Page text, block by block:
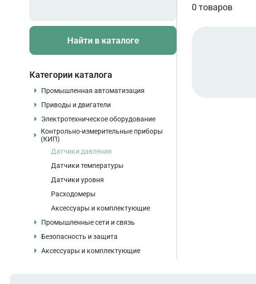
Найти в каталоге
Категории каталога
Промышленная автоматизация
Программируемые контроллеры
Контроллеры
Модули ввода/вывода, интерфейсные
модули
Панели оператора
Промышленные компьютеры
Программное обеспечение
Коммуникационные модули
Карты памяти
Блоки питания
Учебные стенды и training cases
Комплектующие и аксессуары
Приводы и двигатели
Частотные преобразователи
Устройства плавного пуска
Электродвигатели
Серводвигатели и сервоприводы
Комплектующие и аксессуары
Электротехническое оборудование
Автоматические выключатели
Контакторы и пускатели
Реле и устройства защиты
Источники питания
Шкафы и распределительные системы
Комплектующие и аксессуары
Контрольно-измерительные приборы
(КИП)
Датчики давления
Датчики температуры
Датчики уровня
Расходомеры
Аксессуары и комплектующие
Промышленные сети и связь
Промышленные коммутаторы
Маршрутизаторы
Безопасность и защита
Системы безопасности
Аксессуары и комплектующие
0 товаров